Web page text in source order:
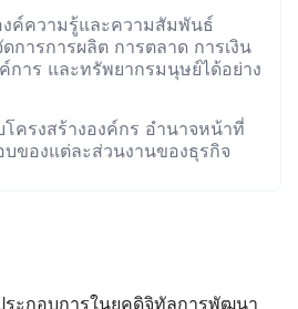
งค์ความรู้และความสัมพันธ์
การการผลิต การตลาด การเงิน
การ และทรัพยากรมนุษย์ได้อย่าง
โครงสร้างองค์กร อำนาจหน้าที่
ของแต่ละส่วนงานของธุรกิจ
ระกอบการในยุคดิจิทัลการพัฒนา